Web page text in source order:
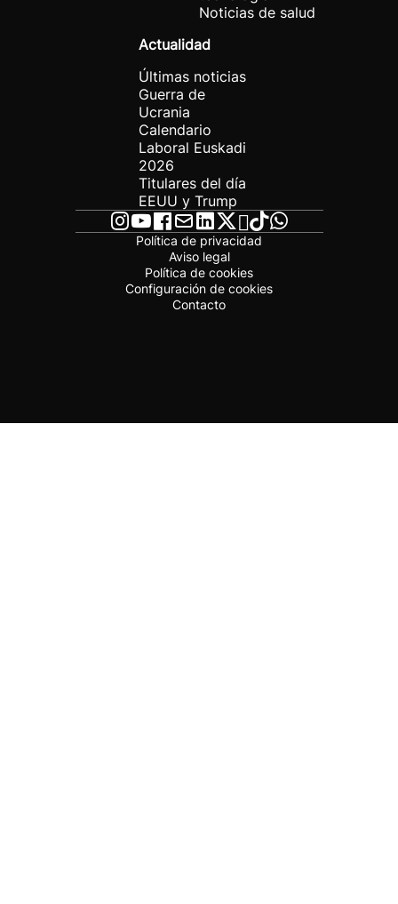
Noticias de salud
Actualidad
Últimas noticias
Guerra de
Ucrania
Calendario
Laboral Euskadi
2026
Titulares del día
EEUU y Trump
Política de privacidad
Aviso legal
Política de cookies
Configuración de cookies
Contacto